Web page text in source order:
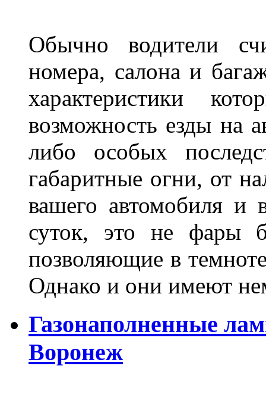
Обычно водители
номера, салона и
характеристики
возможность езды на
либо особых
габаритные огни, от
вашего автомобиля и
суток, это не фары
позволяющие в
Однако и они имеют
Газонаполненные
Воронеж